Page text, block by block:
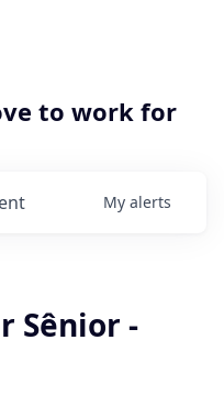
to work for
My alerts
Sênior -